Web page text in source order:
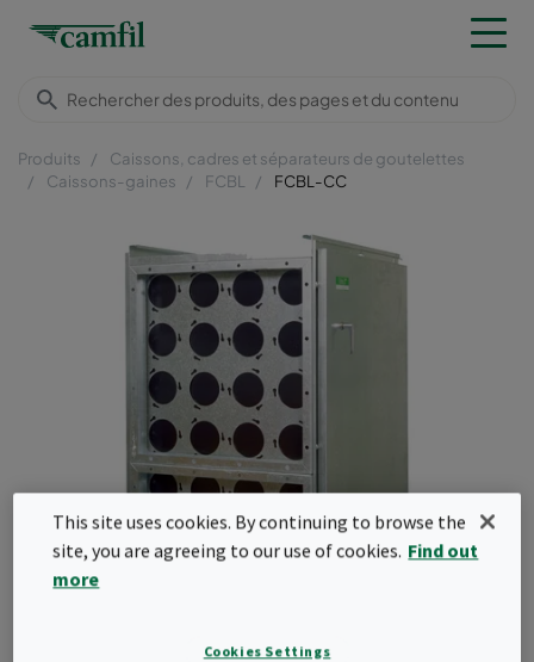
Produits
Caissons, cadres et séparateurs de goutelettes
Caissons-gaines
FCBL FCBL-CC
This site uses cookies. By continuing to browse the
site, you are agreeing to our use of cookies. Find out
more
Cookies Settings